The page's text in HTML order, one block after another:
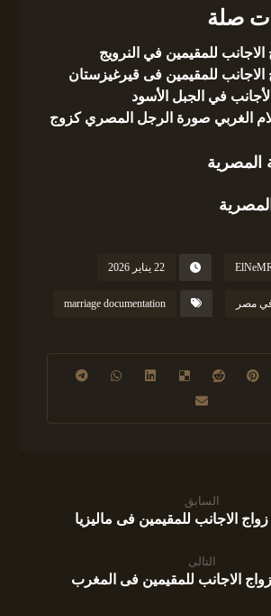
صلة
للمقيمين في النرويج
الاجانب للمقيمين فى قيرغيزستان
في الجبل الأسود
الغربي صورة الرجل المصري كزوج
المصرية
22 يناير 2026
مصر marriage documentation
السابق
الاجانب للمقيمين فى ماليزيا
التالى
الاجانب للمقيمين فى المغرب